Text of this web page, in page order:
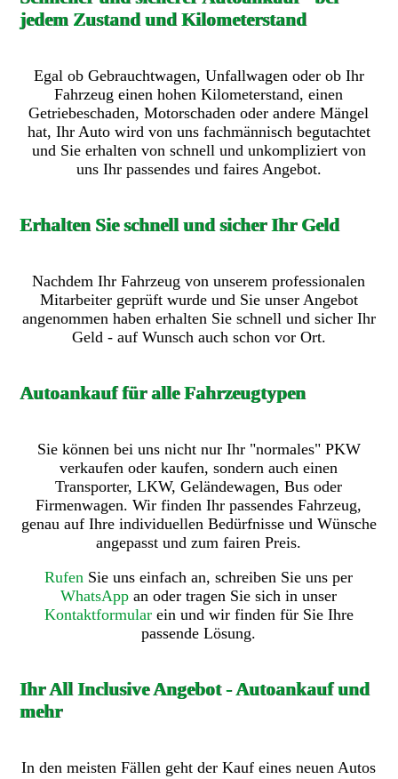
jedem Zustand und Kilometerstand
Egal ob Gebrauchtwagen, Unfallwagen oder ob Ihr
Fahrzeug einen hohen Kilometerstand, einen
Getriebeschaden, Motorschaden oder andere Mängel
hat, Ihr Auto wird von uns fachmännisch begutachtet
und Sie erhalten von schnell und unkompliziert von
uns Ihr passendes und faires Angebot.
Erhalten Sie schnell und sicher Ihr Geld
Nachdem Ihr Fahrzeug von unserem professionalen
Mitarbeiter geprüft wurde und Sie unser Angebot
angenommen haben erhalten Sie schnell und sicher Ihr
Geld - auf Wunsch auch schon vor Ort.
Autoankauf für alle Fahrzeugtypen
Sie können bei uns nicht nur Ihr "normales" PKW
verkaufen oder kaufen, sondern auch einen
Transporter, LKW, Geländewagen, Bus oder
Firmenwagen. Wir finden Ihr passendes Fahrzeug,
genau auf Ihre individuellen Bedürfnisse und Wünsche
angepasst und zum fairen Preis.
Rufen Sie uns einfach an, schreiben Sie uns per
WhatsApp an oder tragen Sie sich in unser
Kontaktformularein und wir finden für Sie Ihre
passende Lösung.
Ihr All Inclusive Angebot - Autoankauf und
mehr
In den meisten Fällen geht der Kauf eines neuen Autos